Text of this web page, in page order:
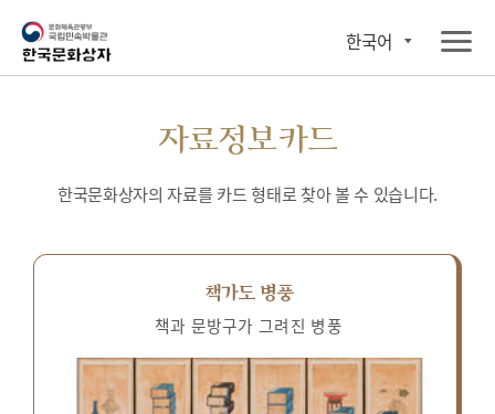
한국어
자료정보카드
한국문화상자의 자료를 카드 형태로 찾아 볼 수 있습니다.
책가도 병풍
책과 문방구가 그려진 병풍